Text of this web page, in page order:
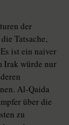
der
Tatsache,
ist ein naiver
Irak würde nur
Al-Qaida
über die
zu